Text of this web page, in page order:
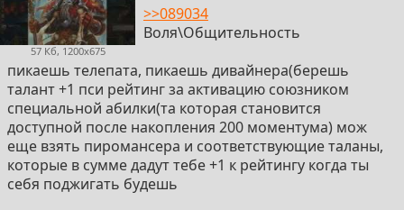
57 Кб, 1200x675
>>089034
Воля\Общительность
пикаешь телепата, пикаешь дивайнера(берешь
талант +1 пси рейтинг за активацию союзником
специальной абилки(та которая становится
доступной после накопления 200 моментума) мож
еще взять пиромансера и соответствующие таланы,
которые в сумме дадут тебе +1 к рейтингу когда ты
себя поджигать будешь